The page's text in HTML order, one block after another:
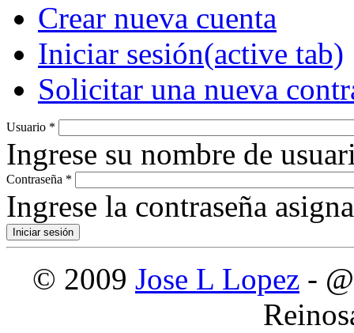
Crear nueva cuenta
Iniciar sesión(active tab)
Solicitar una nueva
Usuario *
Ingrese su nombre de
Contraseña *
Ingrese la contraseña
© 2009 Jose L Lopez -